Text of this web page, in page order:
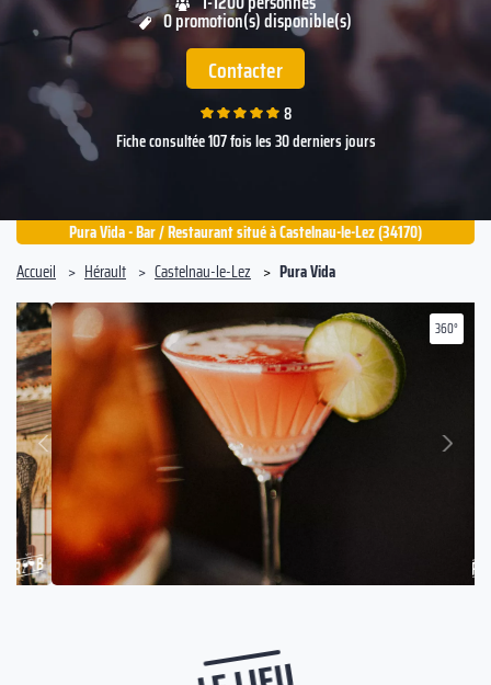
0 promotion(s) disponible(s)
Contacter
8
Fiche consultée 107 fois les 30 derniers jours
Pura Vida - Bar / Restaurant situé à Castelnau-le-Lez (34170)
Accueil
Hérault Castelnau-le-Lez Pura Vida
360°
Précédent
Suivant